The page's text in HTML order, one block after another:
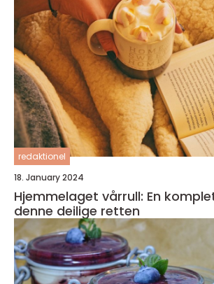
redaktionel
18. January 2024
Hjemmelaget vårrull: En
denne deilige retten